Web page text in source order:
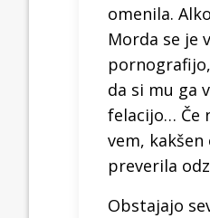
omenila.
Morda se je
pornografijo,
da si mu ga
felacijo… Če
vem,
preverila
Obstajajo